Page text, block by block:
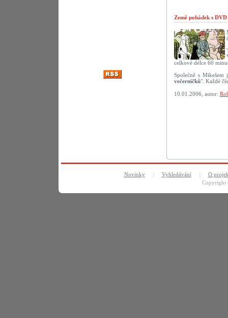
Země pohádek s
celkové délce 60
Společně s
večerníčků". Každé
10.01.2006, autor:
Novinky: Vyhledávání: O
Copyright